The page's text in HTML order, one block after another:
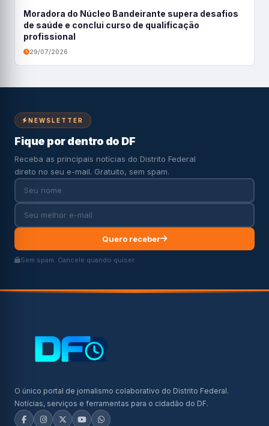
Moradora do Núcleo Bandeirante supera desafios
de saúde e conclui curso de qualificação
profissional
29/07/2026
NEWSLETTER
Fique por dentro do DF
Receba as principais notícias do Distrito Federal
direto no seu e-mail. Gratuito, sem spam.
Quero receber
Sem spam. Cancele quando quiser.
O único portal de jornalismo colaborativo do Distrito Federal.
Notícias, serviços e ferramentas para o cidadão do DF.